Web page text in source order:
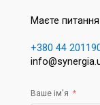
Маєте
+380 44
Ваше ім'я